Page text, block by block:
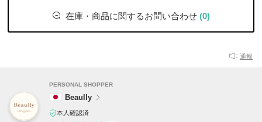
在庫・商品に関するお問い合わせ (0)
通報
PERSONAL SHOPPER
Beaully
本人確認済